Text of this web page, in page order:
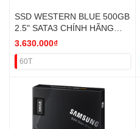
SSD WESTERN BLUE 500GB
2.5" SATA3 CHÍNH HÃNG
VAT
3.630.000₫
60T